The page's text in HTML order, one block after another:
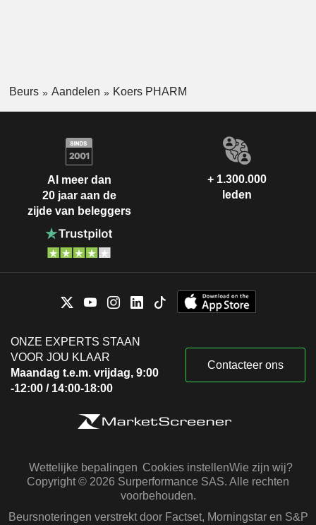
Beurs Aandelen Koers PHARM
Al meer dan
20 jaar aan de
zijde van beleggers
+ 1.300.000
leden
ONZE EXPERTS STAAN
VOOR JOU KLAAR
Maandag t.e.m. vrijdag, 9:00
-12:00 / 14:00-18:00
Contacteer ons
Wettelijke bepalingen Cookies instellenWie zijn wij?
Copyright © 2026 Surperformance SAS. Alle rechten
voorbehouden.
Beursnoteringen verstrekt door Factset, Morningstar en S&P